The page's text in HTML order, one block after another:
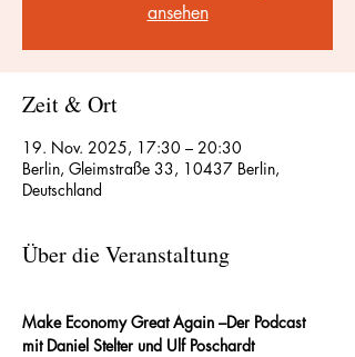
ansehen
Zeit & Ort
19. Nov. 2025, 17:30 – 20:30
Berlin, Gleimstraße 33, 10437 Berlin,
Deutschland
Über die Veranstaltung
Make Economy Great Again –Der Podcast
mit Daniel Stelter und Ulf Poschardt